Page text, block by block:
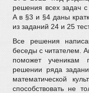
решения всех задач
A в §3 и §4 даны
из заданий 24 и 25
Все решения
беседы с читателем.
поможет ученикам
решении ряда
математической
способствовать не